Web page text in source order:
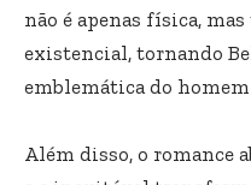
não é apenas física,
existencial, tornando
emblemática do
Além disso, o romance